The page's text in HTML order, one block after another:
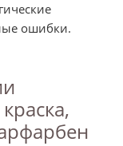
ошибки.